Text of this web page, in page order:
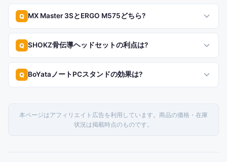
Q MX Master 3SとERGO M575どちら?
Q SHOKZ骨伝導ヘッドセットの利点は?
Q BoYataノートPCスタンドの効果は?
本ページはアフィリエイト広告を利用しています。商品の価格・在庫
状況は掲載時点のものです。